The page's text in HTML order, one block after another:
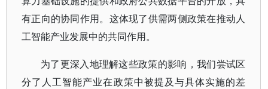
有正向的协同作用。这体现了供需两侧政策在推动人
工智能产业发展中的共同作用。
为了更深入地理解这些政策的影响，我们尝试区
分了人工智能产业在政策中被提及与具体实施的差